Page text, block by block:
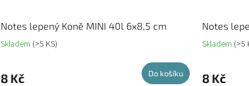
Notes lepený Koně MINI 40l 6x8,5 cm
Skladem (>5 KS)
8 Kč Do košíku
Notes
Skladem (>5
8 Kč